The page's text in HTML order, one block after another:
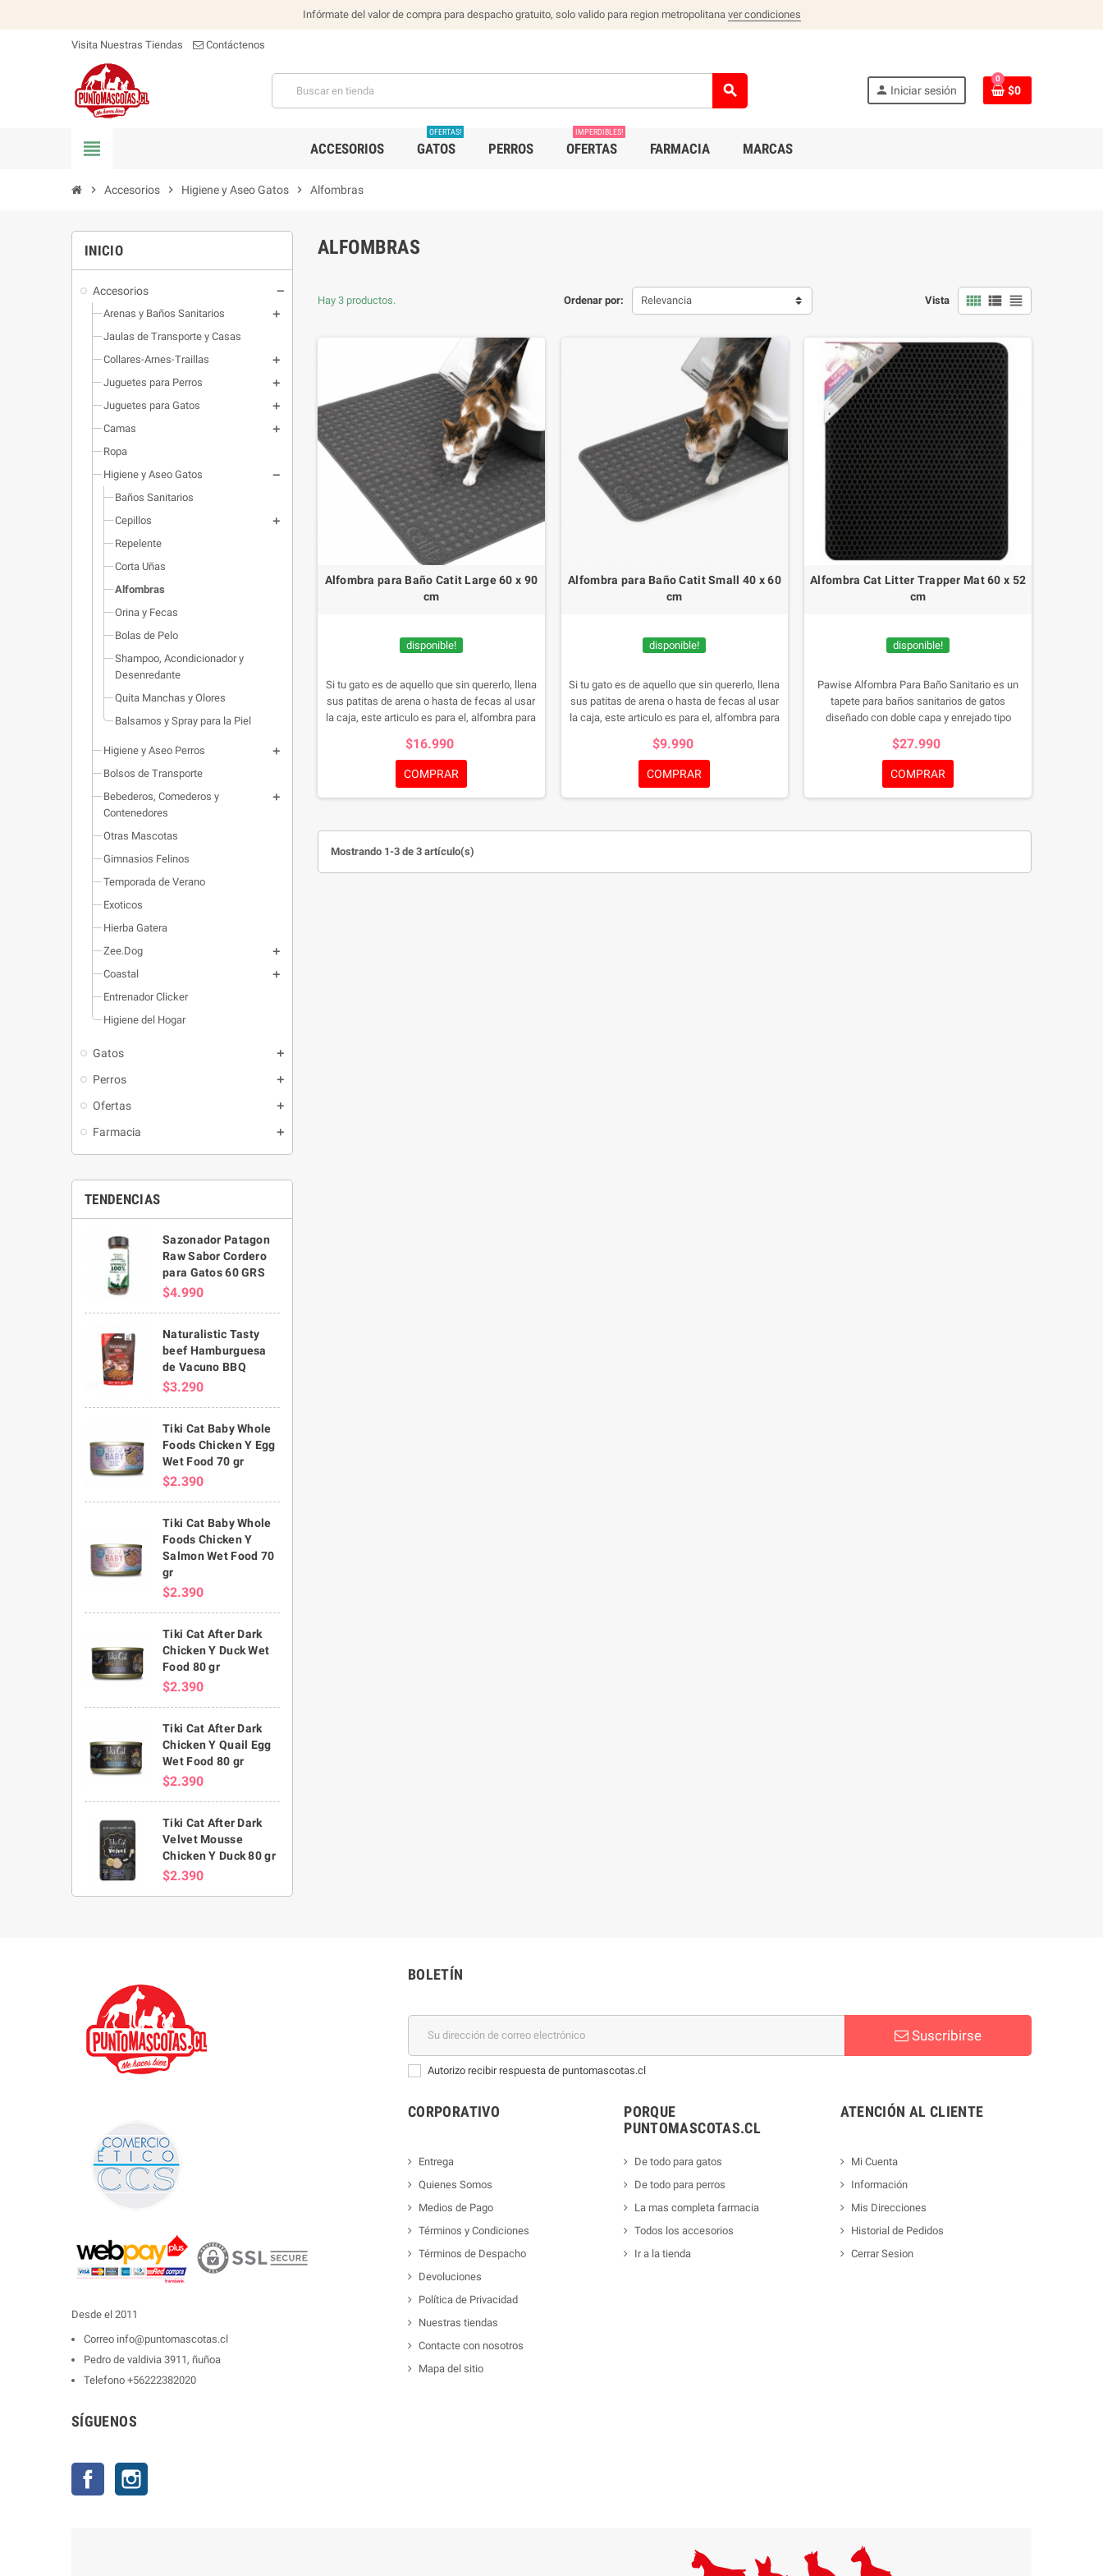
Infórmate del valor de compra para despacho gratuito, solo valido para region metropolitana ver condiciones
Visita Nuestras Tiendas Contáctenos
search person Iniciar sesión
0
$0
view_headline ACCESORIOS GATOS
OFERTAS!
PERROS OFERTAS
IMPERDIBLES!
FARMACIA MARCAS
chevron_right Accesorios chevron_right Higiene y Aseo Gatos chevron_right Alfombras
INICIO
Accesorios
Arenas y Baños Sanitarios
Jaulas de Transporte y Casas
Collares-Arnes-Traillas
Juguetes para Perros
Juguetes para Gatos
Camas
Ropa
Higiene y Aseo Gatos
Baños Sanitarios
Cepillos
Repelente
Corta Uñas
Alfombras
Orina y Fecas
Bolas de Pelo
Shampoo, Acondicionador y
Desenredante
Quita Manchas y Olores
Balsamos y Spray para la Piel
Higiene y Aseo Perros
Bolsos de Transporte
Bebederos, Comederos y
Contenedores
Otras Mascotas
Gimnasios Felinos
Temporada de Verano
Exoticos
Hierba Gatera
Zee.Dog
Coastal
Entrenador Clicker
Higiene del Hogar
Gatos
Perros
Ofertas
Farmacia
TENDENCIAS
Sazonador Patagon
Raw Sabor Cordero
para Gatos 60 GRS
$4.990
Naturalistic Tasty
beef Hamburguesa
de Vacuno BBQ
$3.290
Tiki Cat Baby Whole
Foods Chicken Y Egg
Wet Food 70 gr
$2.390
Tiki Cat Baby Whole
Foods Chicken Y
Salmon Wet Food 70
gr
$2.390
Tiki Cat After Dark
Chicken Y Duck Wet
Food 80 gr
$2.390
Tiki Cat After Dark
Chicken Y Quail Egg
Wet Food 80 gr
$2.390
Tiki Cat After Dark
Velvet Mousse
Chicken Y Duck 80 gr
$2.390
ALFOMBRAS
Ordenar por: Relevancia Vista view_comfy view_list view_headline
Hay 3 productos.
Alfombra para Baño Catit Large 60 x 90
cm
disponible!
Si tu gato es de aquello que sin quererlo, llena
sus patitas de arena o hasta de fecas al usar
la caja, este articulo es para el, alfombra para
complemento para los gatos o dueños mas
$16.990
COMPRAR
Alfombra para Baño Catit Small 40 x 60
cm
disponible!
Si tu gato es de aquello que sin quererlo, llena
sus patitas de arena o hasta de fecas al usar
la caja, este articulo es para el, alfombra para
complemento para los gatos o dueños mas
$9.990
COMPRAR
Alfombra Cat Litter Trapper Mat 60 x 52
cm
disponible!
Pawise Alfombra Para Baño Sanitario es un
tapete para baños sanitarios de gatos
diseñado con doble capa y enrejado tipo
ocultándola en la capa inferior, para luego
y liviano. Coloca la Alfombra para Baño de
Pawise afuera de la caja de arena de tu gato y
sucia, ensuciando toda la casa.
$27.990
COMPRAR
Mostrando 1-3 de 3 artículo(s)
Desde el 2011
Correo info@puntomascotas.cl
Pedro de valdivia 3911, ñuñoa
Telefono +56222382020
SÍGUENOS
Facebook
BOLETÍN
Suscribirse
Autorizo recibir respuesta de puntomascotas.cl
CORPORATIVO
Entrega
Quienes Somos
Medios de Pago
Términos y Condiciones
Términos de Despacho
Devoluciones
Política de Privacidad
Nuestras tiendas
Contacte con nosotros
Mapa del sitio
PORQUE
PUNTOMASCOTAS.CL
De todo para gatos
De todo para perros
La mas completa farmacia
Todos los accesorios
Ir a la tienda
ATENCIÓN AL CLIENTE
Mi Cuenta
Información
Mis Direcciones
Historial de Pedidos
Cerrar Sesion